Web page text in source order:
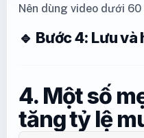
Nên dùng video dưới
🔹 Bước 4: Lưu và
4. Một số
tăng tỷ lệ